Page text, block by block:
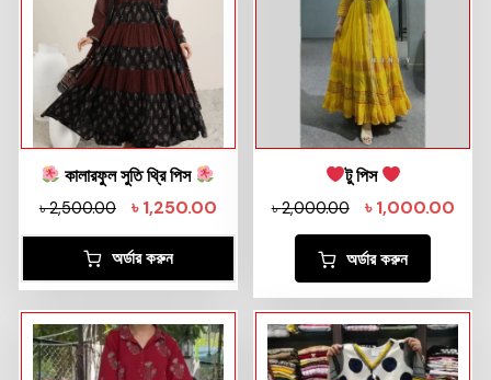
কালারফুল সুতি থ্রি পিস
৳2,500.00 ৳1,250.00
অর্ডার করুন
টু পিস
৳2,000.00 ৳1,000.00
অর্ডার করুন